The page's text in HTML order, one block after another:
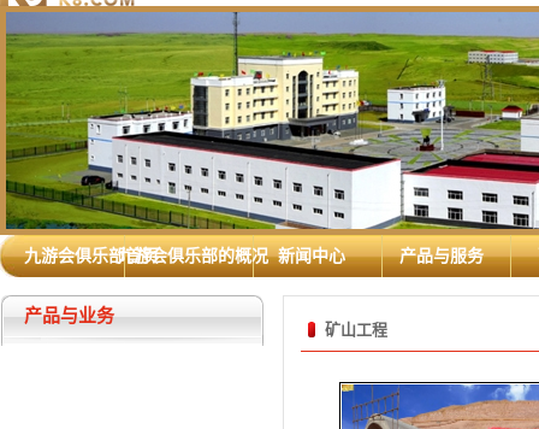
九游会俱乐部首页九游会俱乐部的概况 新闻中心 产品与服务
产品与业务
矿山工程